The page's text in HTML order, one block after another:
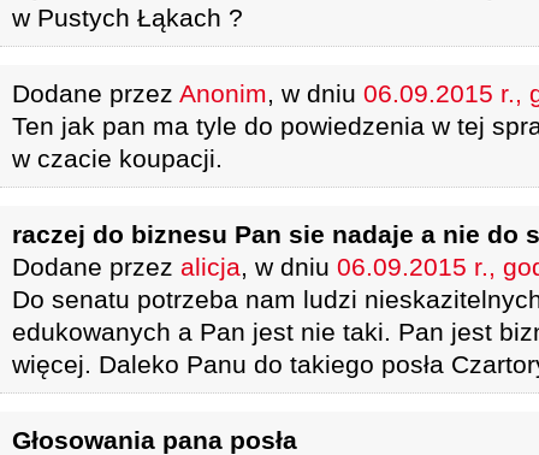
w Pustych Łąkach ?
Dodane przez Anonim, w dniu 06.09.2015 r.,
Ten jak pan ma tyle do powiedzenia w tej
w czacie koupacji.
raczej do biznesu Pan sie nadaje a nie do
Dodane przez alicja, w dniu 06.09.2015 r.,
Do senatu potrzeba nam ludzi
edukowanych a Pan jest nie taki. Pan jest
więcej. Daleko Panu do takiego posła
Głosowania pana posła